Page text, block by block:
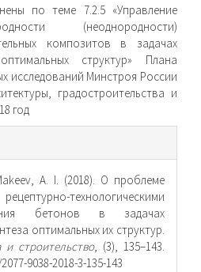
по теме 7.2.5 «Управление
(неоднородности)
композитов в задачах
структур» Плана
исследований Минстроя России
градостроительства и
год
A. I. (2018). О проблеме
технологическими
бетонов в задачах
оптимальных их структур.
и строительство, (3), 135–143.
9038-2018-3-135-143